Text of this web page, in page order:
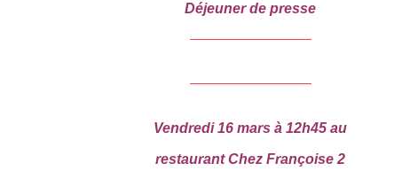
Déjeuner de presse
Vendredi 16 mars à 12h45 au
restaurant Chez Françoise 2